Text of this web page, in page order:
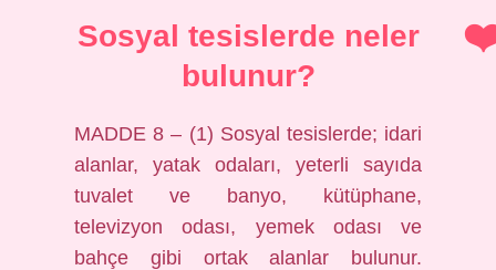
Sosyal tesislerde neler
bulunur?
MADDE 8 – (1) Sosyal tesislerde; idari
alanlar, yatak odaları, yeterli sayıda
tuvalet ve banyo, kütüphane,
televizyon odası, yemek odası ve
bahçe gibi ortak alanlar bulunur.